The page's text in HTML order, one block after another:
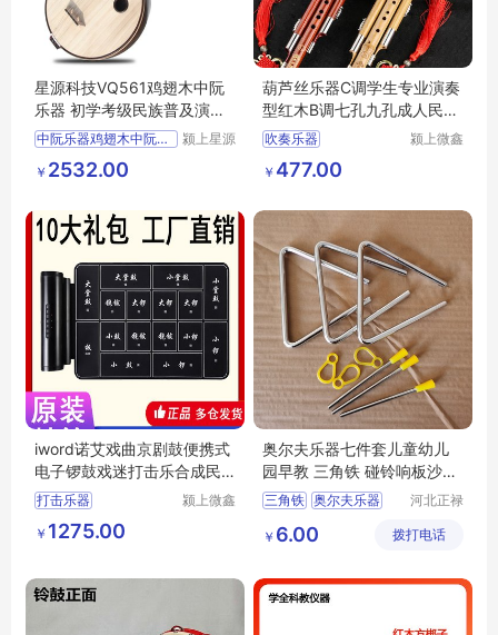
星源科技VQ561鸡翅木中阮
乐器 初学考级民族普及演出
阮琴CS893
中阮乐器鸡翅木中阮初学考
颍上星源
￥ 2532.00
葫芦丝乐器C调学生专业演奏
型红木B调七孔九孔成人民族
吹奏乐器
吹奏乐器
颍上微鑫
￥ 477.00
iword诺艾戏曲京剧鼓便携式
电子锣鼓戏迷打击乐合成民
族戏剧乐器
打击乐器
颍上微鑫
￥ 1275.00
奥尔夫乐器七件套儿童幼儿
园早教 三角铁 碰铃响板沙锤
铃鼓
三角铁 奥尔夫乐器
三角铁乐器
河北正禄
制造有限
￥ 6.00 拨打电话